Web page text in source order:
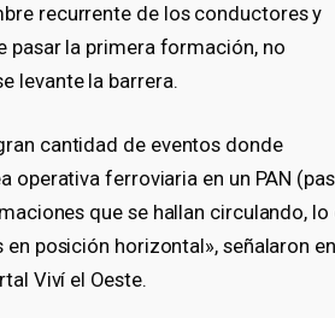
recurrente de los conductores y
pasar la primera formación, no
levante la barrera.
cantidad de eventos donde
operativa ferroviaria en un PAN
que se hallan circulando, lo
posición horizontal», señalaron
Viví el Oeste.